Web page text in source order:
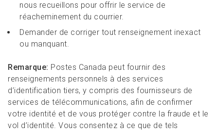
nous recueillons pour offrir le service de
réacheminement du courrier.
Demander de corriger tout renseignement inexact
ou manquant.
Remarque: Postes Canada peut fournir des
renseignements personnels à des services
d’identification tiers, y compris des fournisseurs de
services de télécommunications, afin de confirmer
votre identité et de vous protéger contre la fraude et le
vol d’identité. Vous consentez à ce que de tels